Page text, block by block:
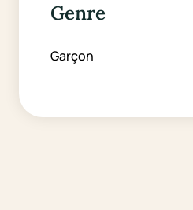
Genre
Garçon